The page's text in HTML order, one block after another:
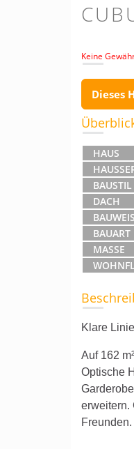
Keine
Dieses
HAUS
BAUSTIL
DACH
BAUART
MASSE
Klare
Auf 162
Optische
erweitern.
Freunden.